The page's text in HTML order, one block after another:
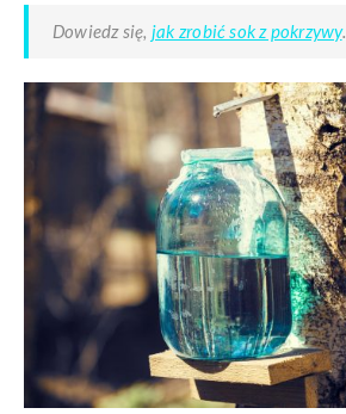
Dowiedz się, jak zrobić sok z pokrzywy.